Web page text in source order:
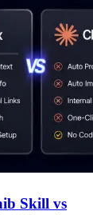
Skill vs